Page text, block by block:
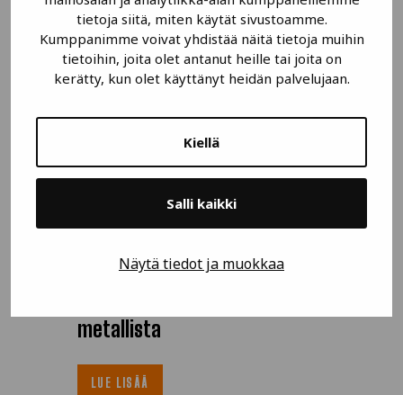
tietoja siitä, miten käytät sivustoamme.
Kumppanimme voivat yhdistää näitä tietoja muihin
tietoihin, joita olet antanut heille tai joita on
kerätty, kun olet käyttänyt heidän palvelujaan.
Kiellä
Salli kaikki
Näytä tiedot ja muokkaa
Suchy
metallista
LUE LISÄÄ